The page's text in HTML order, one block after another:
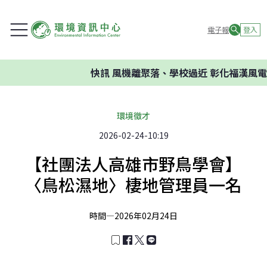
電子報 登入
快訊風機離聚落、學校過近 彰化福漢風電
環境徵才
2026-02-24-10:19
【社團法人高雄市野鳥學會】
〈鳥松濕地〉棲地管理員一名
時間—2026年02月24日